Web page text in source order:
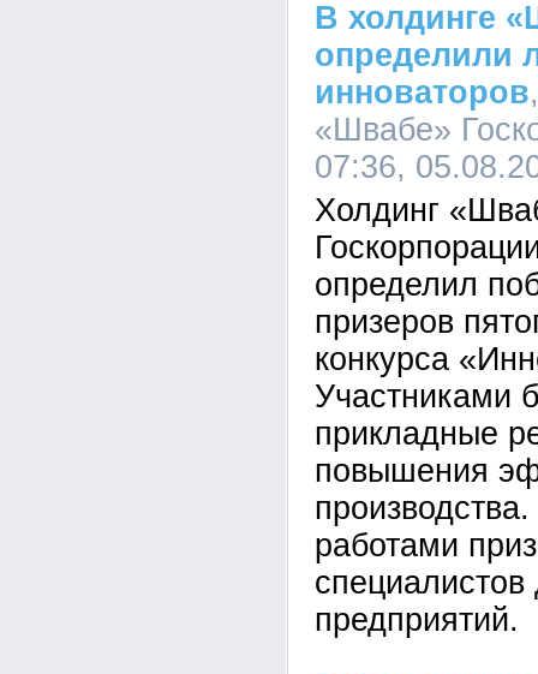
В холдинге
определили
инноваторов
«Швабе»
07:36,
Холдинг
определил
призеров
конкурса
Участниками
прикладные
повышения
работами
специалистов
предприятий.